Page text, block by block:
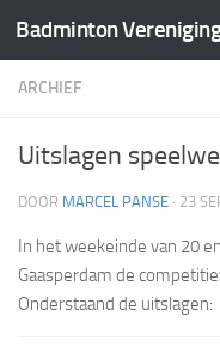
Doorgaan naar inhoud
Badminton
ARCHIEF
Uitslagen
DOOR MARCEL PANSE · 23
In het weekeinde van 20
Gaasperdam de
Onderstaand de uitslagen: